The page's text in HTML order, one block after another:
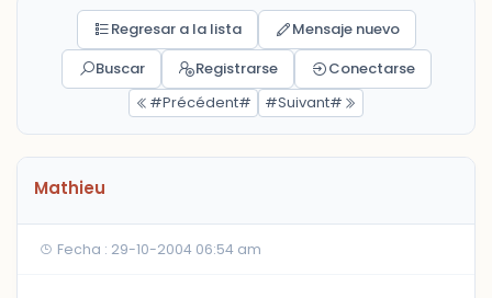
Regresar a la lista
Mensaje nuevo
Buscar
Registrarse
Conectarse
#Précédent#
#Suivant#
Mathieu
Fecha : 29-10-2004 06:54 am